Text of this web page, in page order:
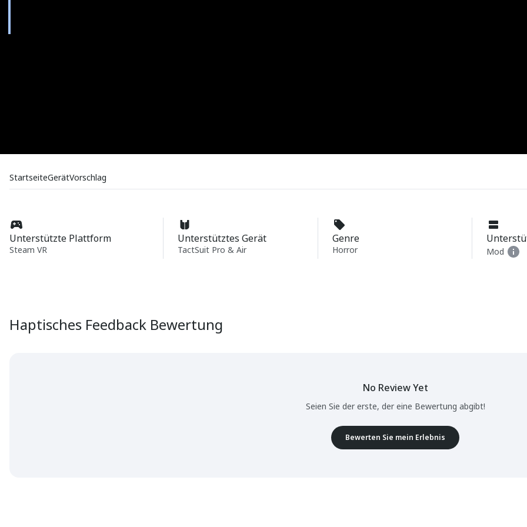
StartseiteGerätVorschlag
Unterstützte Plattform
Steam VR
Unterstütztes Gerät
TactSuit Pro & Air
Genre
Horror Mod
Haptisches Feedback Bewertung
No Review Yet
Seien Sie der erste, der eine Bewertung abgibt!
Bewerten Sie mein Erlebnis